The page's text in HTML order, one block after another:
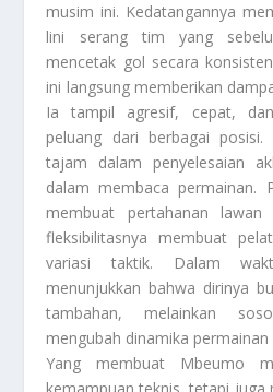
musim ini. Kedatangannya
lini serang tim yang
mencetak gol secara
ini langsung memberikan
Ia tampil agresif, cepat,
peluang dari berbagai
tajam dalam penyelesaian
dalam membaca permainan.
membuat pertahanan lawan
fleksibilitasnya membuat
variasi taktik. Dalam
menunjukkan bahwa dirinya
tambahan, melainkan
mengubah dinamika permainan
Yang membuat Mbeumo